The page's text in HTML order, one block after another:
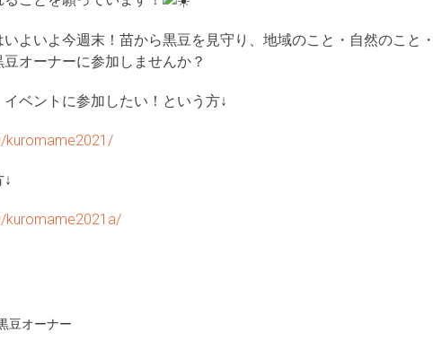
よいよ今週末！苗から黒豆を見守り、地域のこと・自然のこと
オーナーに参加しませんか？
ベントに参加したい！という方↓
kuromame2021/
kuromame2021a/
豆オーナー